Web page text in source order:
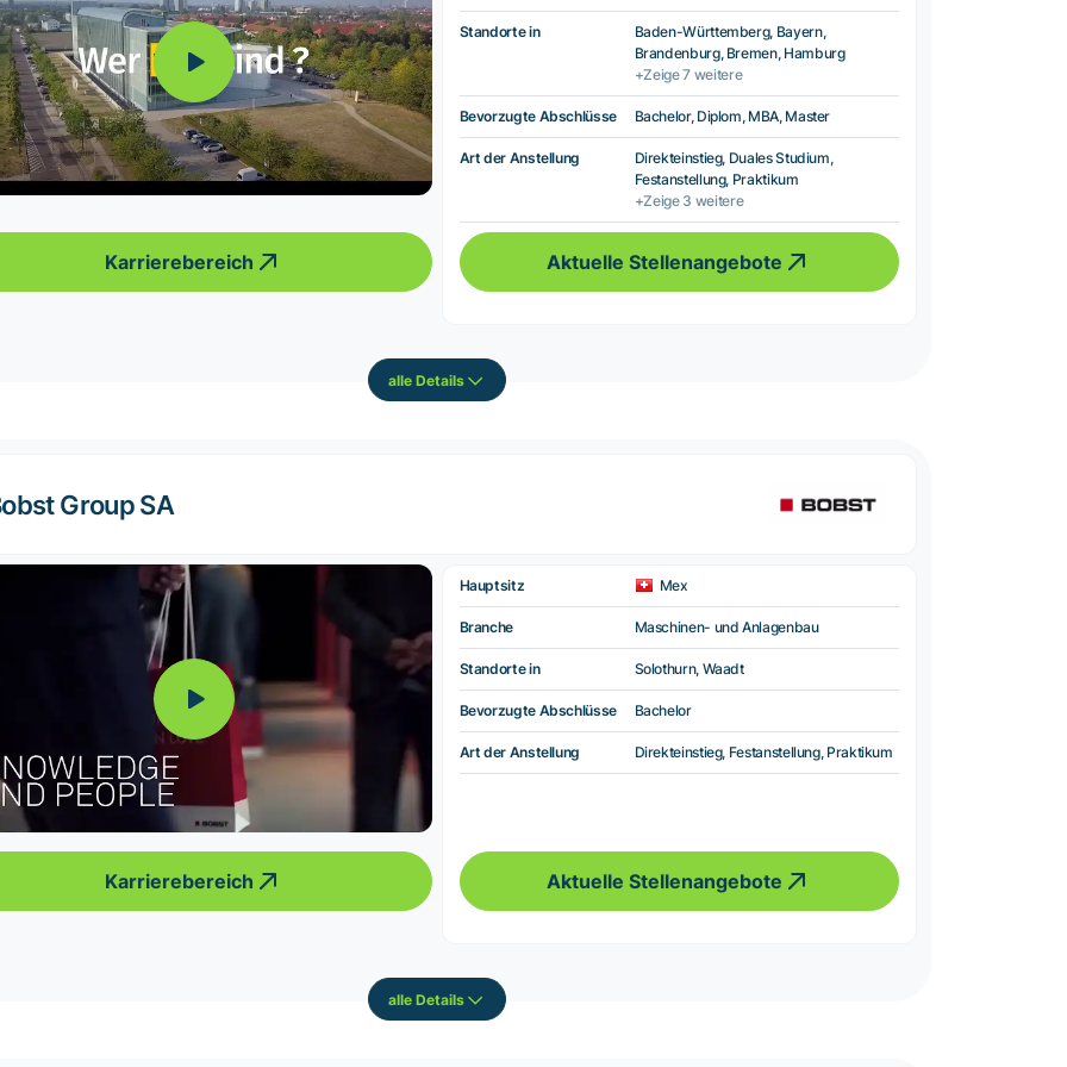
Karrierebereich
Standorte in
Baden-Württemberg, Bayern,
Brandenburg, Bremen, Hamburg
+Zeige 7 weitere
Bevorzugte Abschlüsse Bachelor, Diplom, MBA, Master
Art der Anstellung
Direkteinstieg, Duales Studium,
Festanstellung, Praktikum
+Zeige 3 weitere
Aktuelle Stellenangebote
alle Details
Group SA
Karrierebereich
Hauptsitz Mex
Branche Maschinen- und Anlagenbau
Standorte in Solothurn, Waadt
Bevorzugte Abschlüsse Bachelor
Art der Anstellung Direkteinstieg, Festanstellung, Praktikum
Aktuelle Stellenangebote
alle Details